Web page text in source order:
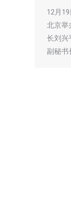
12月
北京举
长刘兴
副秘书